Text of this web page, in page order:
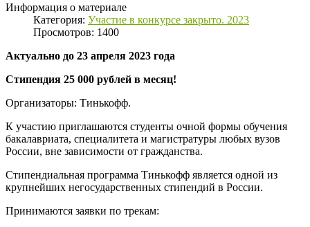
Информация о материале
Категория: Участие в конкурсе закрыто. 2023
Просмотров: 1400
Актуально до 23 апреля 2023 года
Стипендия 25 000 рублей в месяц!
Организаторы: Тинькофф.
К участию приглашаются студенты очной формы обучения
бакалавриата, специалитета и магистратуры любых вузов
России, вне зависимости от гражданства.
Стипендиальная программа Тинькофф является одной из
крупнейших негосударственных стипендий в России.
Принимаются заявки по трекам: